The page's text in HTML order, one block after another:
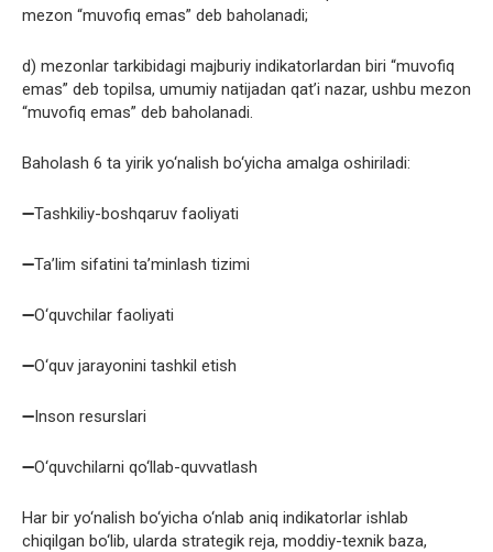
mezon “muvofiq emas” deb baholanadi;
d) mezonlar tarkibidagi majburiy indikatorlardan biri “muvofiq
emas” deb topilsa, umumiy natijadan qat’i nazar, ushbu mezon
“muvofiq emas” deb baholanadi.
Baholash 6 ta yirik yo‘nalish bo‘yicha amalga oshiriladi:
➖Tashkiliy-boshqaruv faoliyati
➖Ta’lim sifatini ta’minlash tizimi
➖O‘quvchilar faoliyati
➖O‘quv jarayonini tashkil etish
➖Inson resurslari
➖O‘quvchilarni qo‘llab-quvvatlash
Har bir yo‘nalish bo‘yicha o‘nlab aniq indikatorlar ishlab
chiqilgan bo‘lib, ularda strategik reja, moddiy-texnik baza,